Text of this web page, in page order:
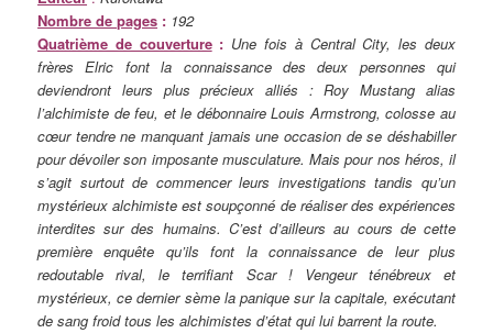
Nombre de pages : 192
Quatrième de couverture: Une fois à Central City, les deux
frères Elric font la connaissance des deux personnes qui
deviendront leurs plus précieux alliés : Roy Mustang alias
l’alchimiste de feu, et le débonnaire Louis Armstrong, colosse au
cœur tendre ne manquant jamais une occasion de se déshabiller
pour dévoiler son imposante musculature. Mais pour nos héros, il
s’agit surtout de commencer leurs investigations tandis qu’un
mystérieux alchimiste est soupçonné de réaliser des expériences
interdites sur des humains. C’est d’ailleurs au cours de cette
première enquête qu’ils font la connaissance de leur plus
redoutable rival, le terrifiant Scar ! Vengeur ténébreux et
mystérieux, ce dernier sème la panique sur la capitale, exécutant
de sang froid tous les alchimistes d’état qui lui barrent la route.